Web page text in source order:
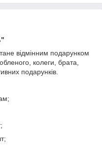
відмінним подарунком
колеги, брата,
подарунків.